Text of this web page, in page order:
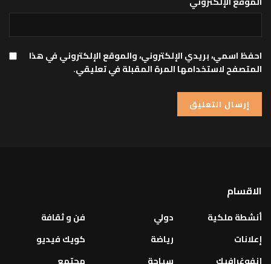
احفظ اسمي، بريدي الإلكتروني، والموقع الإلكتروني في هذا
المتصفح لاستخدامها المرة المقبلة في تعليقي.
الاقسام
أنشطة ملكية
إعلانات
دولي
رياضة
فن و ثقافة
كويك فيديو